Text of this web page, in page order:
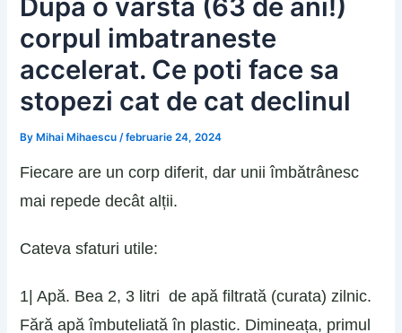
Dupa o varsta (63 de ani!)
corpul imbatraneste
accelerat. Ce poti face sa
stopezi cat de cat declinul
By Mihai Mihaescu/februarie 24, 2024
Fiecare are un corp diferit, dar unii îmbătrânesc
mai repede decât alții.
Cateva sfaturi utile:
1| Apă. Bea 2, 3 litri de apă filtrată (curata) zilnic.
Fără apă îmbuteliată în plastic. Dimineața, primul